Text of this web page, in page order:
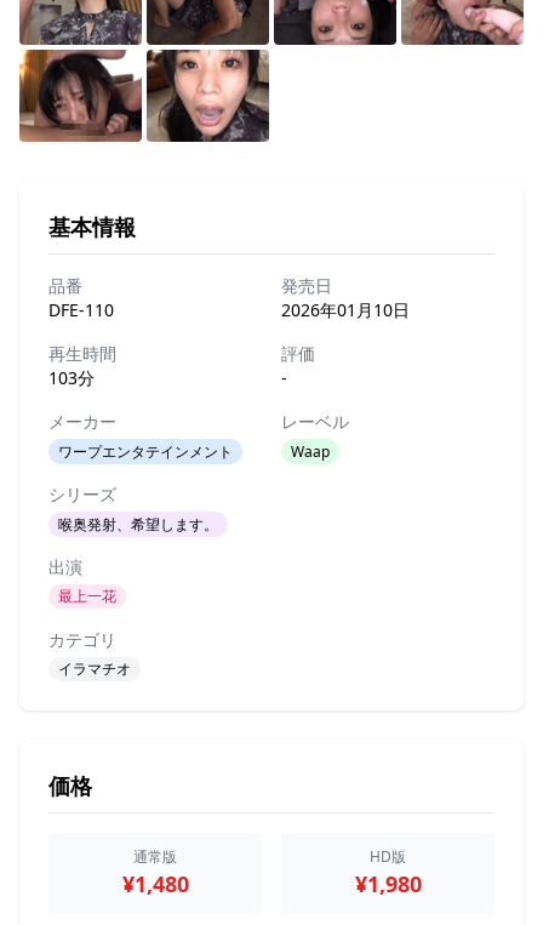
基本情報
品番
DFE-110
発売日
2026年01月10日
再生時間
103分
評価
-
メーカー
ワープエンタテインメント
レーベル
Waap
シリーズ
喉奥発射、希望します。
出演
最上一花
カテゴリ
イラマチオ
価格
通常版
¥1,480
HD版
¥1,980